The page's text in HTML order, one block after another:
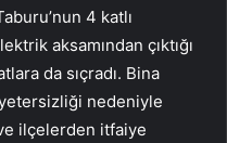
4 katlı
aksamından çıktığı
da sıçradı. Bina
nedeniyle
ilçelerden itfaiye